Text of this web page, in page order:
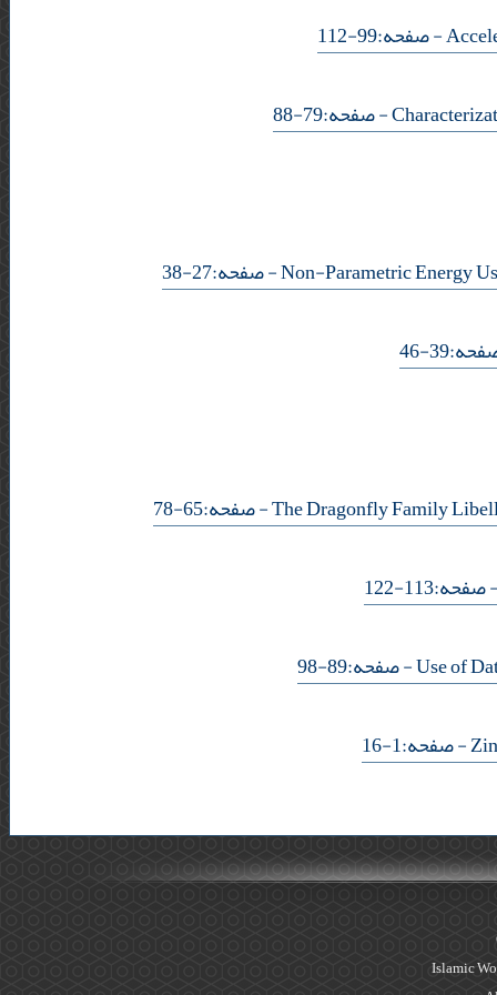
- صفحه:99-112
- صفحه:79-88
- صفحه:27-38
46
- صفحه:65-78
122
- صفحه:89-98
- صفحه:1-16
Islamic